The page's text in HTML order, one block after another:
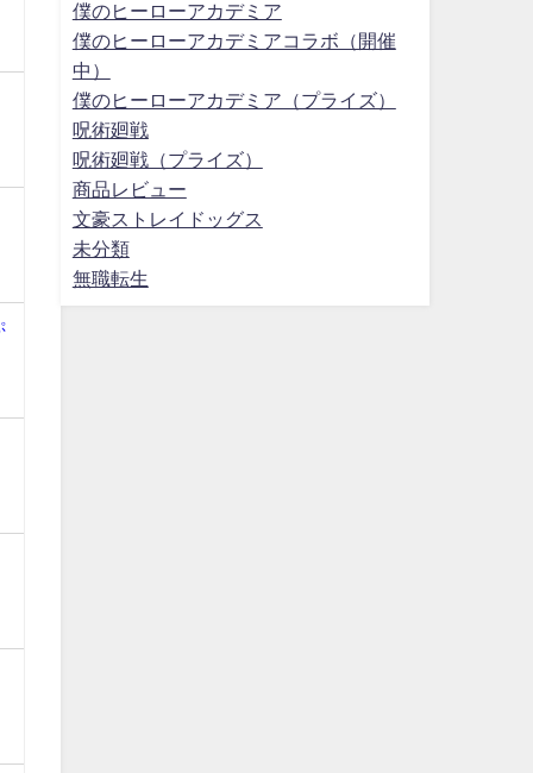
僕のヒーローアカデミア
僕のヒーローアカデミアコラボ（開催
中）
僕のヒーローアカデミア（プライズ）
呪術廻戦
呪術廻戦（プライズ）
商品レビュー
文豪ストレイドッグス
未分類
無職転生